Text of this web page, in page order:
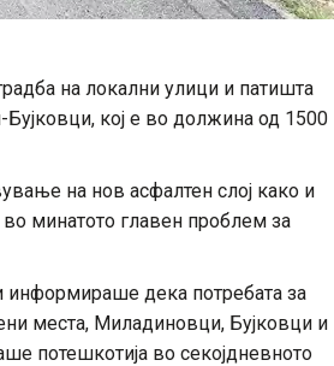
на локални улици и патишта
кој е во должина од 1500
на нов асфалтен слој како и
минатото главен проблем за
информираше дека потребата за
места, Миладиновци, Бујковци и
потешкотија во секојдневното